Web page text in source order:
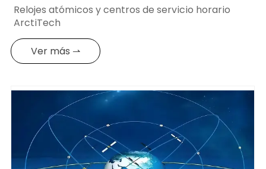
Relojes atómicos y centros de servicio horario
ArctiTech
Ver más ⇀